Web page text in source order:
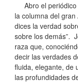
Abro el periódico
la columna del gran
dices la verdad
sobre los demás”.
raza que,
decir las verdades
fluida, elegante, de
las profundidades